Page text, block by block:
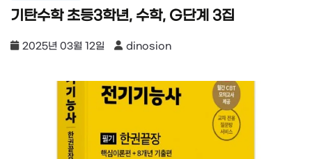
기탄수학 초등3학년, 수학, G단계 3집
2025년 03월 12일 dinosion